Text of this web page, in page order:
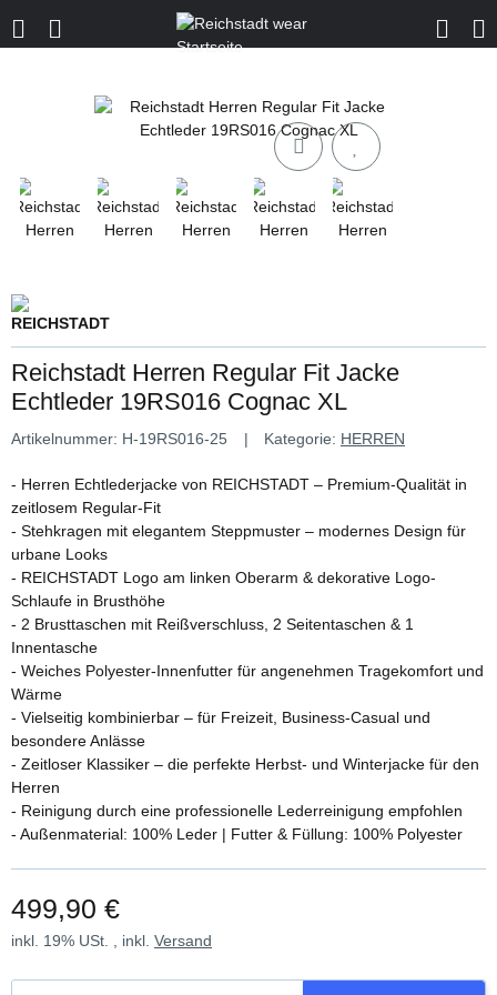
Reichstadt Herren Regular Fit Jacke
Echtleder 19RS016 Cognac XL
Artikelnummer: H-19RS016-25 Kategorie: HERREN
- Herren Echtlederjacke von REICHSTADT – Premium-Qualität in
zeitlosem Regular-Fit
- Stehkragen mit elegantem Steppmuster – modernes Design für
urbane Looks
- REICHSTADT Logo am linken Oberarm & dekorative Logo-
Schlaufe in Brusthöhe
- 2 Brusttaschen mit Reißverschluss, 2 Seitentaschen & 1
Innentasche
- Weiches Polyester-Innenfutter für angenehmen Tragekomfort und
Wärme
- Vielseitig kombinierbar – für Freizeit, Business-Casual und
besondere Anlässe
- Zeitloser Klassiker – die perfekte Herbst- und Winterjacke für den
Herren
- Reinigung durch eine professionelle Lederreinigung empfohlen
- Außenmaterial: 100% Leder | Futter & Füllung: 100% Polyester
499,90 €
inkl. 19% USt. , inkl. Versand